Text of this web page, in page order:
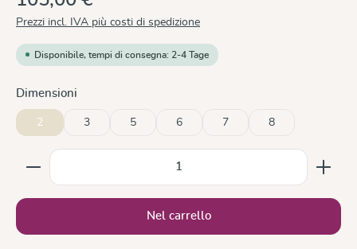
Prezzi incl. IVA più costi di spedizione
Disponibile, tempi di consegna: 2-4 Tage
Seleziona
Dimensioni
2 3 5 6 7 8
Quantità del prodotto: inserisci la quantità
Nel carrello